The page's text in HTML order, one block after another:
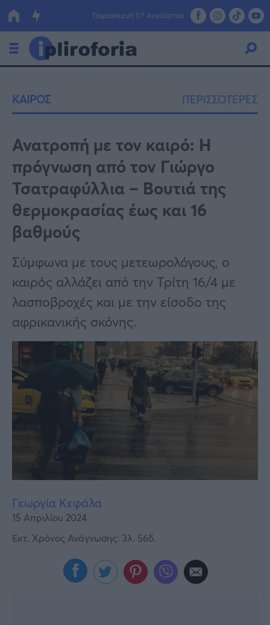
Παρασκευή 07 Αυγούστου
Οικονομία
Πολιτική
Τράπεζες
Επιδοτήσεις
ΕΣΠΑ
Κόσμος
Lifestyle
Αθλητικά
Υγεία
Γυναίκα
Καιρός
Viral
Κουζίνα
ΚΑΙΡΟΣ ΠΕΡΙΣΣΟΤΕΡΕΣ
Ανατροπή με τον καιρό: Η
πρόγνωση από τον Γιώργο
Τσατραφύλλια – Βουτιά της
θερμοκρασίας έως και 16
βαθμούς
Σύμφωνα με τους μετεωρολόγους, ο
καιρός αλλάζει από την Τρίτη 16/4 με
λασποβροχές και με την είσοδο της
αφρικανικής σκόνης.
Γεωργία Κεφάλα
15 Απριλίου 2024
Εκτ. Χρόνος Ανάγνωσης: 3λ. 56δ.